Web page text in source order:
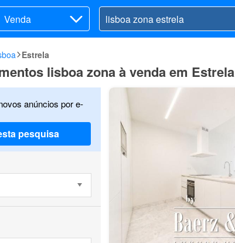
Venda
Estrela
lisboa zona à venda em Estrela
anúncios por e-
pesquisa